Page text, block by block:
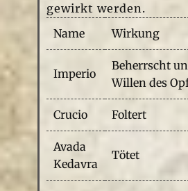
gewirkt werden.
Name
Wirkung
Imperio
Beherrscht
Willen des
Crucio Foltert
Avada
Kedavra
Tötet